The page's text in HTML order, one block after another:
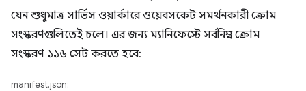
যেন শুধুমাত্র সার্ভিস ওয়ার্কারে ওয়েবসকেট সমর্থনকারী ক্রোম
সংস্করণগুলিতেই চলে। এর জন্য ম্যানিফেস্টে সর্বনিম্ন ক্রোম
সংস্করণ ১১৬ সেট করতে হবে:
manifest.json: